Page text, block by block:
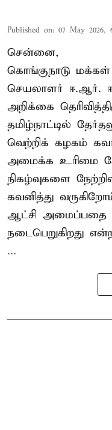
Published on: 07 May 2026,
சென்னை,
கொங்குநாடு மக்கள்
செயலாளர் ஈ.ஆர்.
அறிக்கை
தமிழ்நாட்டில்
வெற்றிக் கழகம்
அமைக்க உரிமை
நிகழ்வுகளை
கவனித்து
ஆட்சி அமைப்பதை
நடைபெறுகிறது
...